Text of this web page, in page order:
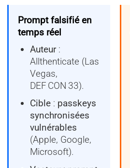
Prompt falsifié en
temps réel
Auteur:
Allthenticate (Las
Vegas,
DEF CON 33).
Cible : passkeys
synchronisées
vulnérables
(Apple, Google,
Microsoft).